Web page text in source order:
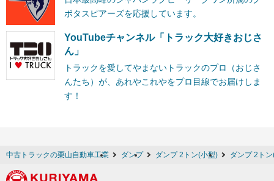
ボタスピアーズを応援しています。
YouTubeチャンネル「トラック大好きおじさ
ん」
トラックを愛してやまないトラックのプロ（おじさ
んたち）が、あれやこれやをプロ目線でお届けしま
す！
中古トラックの栗山自動車工業 ダンプ ダンプ 2トン(小型) ダンプ 2ト